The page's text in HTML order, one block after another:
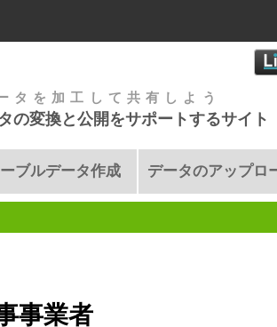
タを加工して共有しよう
の変換と公開をサポートするサイト
ブルデータ作成 データのアップロ
事業者